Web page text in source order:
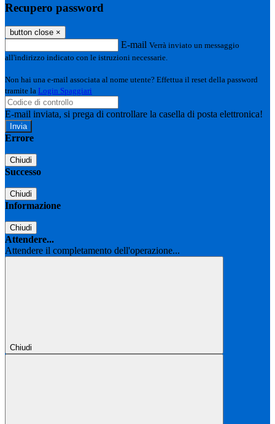
Recupero password
button close ×
E-mail Verrà inviato un messaggio
all'indirizzo indicato con le istruzioni necessarie.
Non hai una e-mail associata al nome utente? Effettua il reset della password
tramite la Login Spaggiari
E-mail inviata, si prega di controllare la casella di posta elettronica!
Errore
Chiudi
Successo
Chiudi
Informazione
Chiudi
Attendere...
Attendere il completamento dell'operazione...
Chiudi